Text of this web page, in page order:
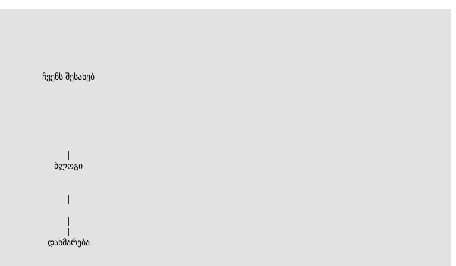
ჩვენს შესახებ
|
ბლოგი
|
|
|
დახმარება